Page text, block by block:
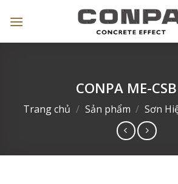
CONPA ME-
Trang chủ / Sản phẩm / Sơn